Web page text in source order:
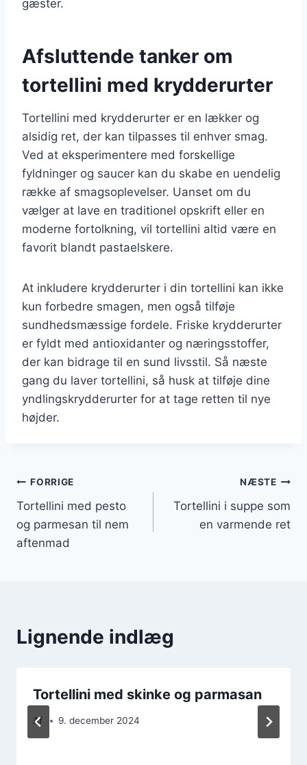
gæster.
Afsluttende tanker om
tortellini med krydderurter
Tortellini med krydderurter er en lækker og
alsidig ret, der kan tilpasses til enhver smag.
Ved at eksperimentere med forskellige
fyldninger og saucer kan du skabe en uendelig
række af smagsoplevelser. Uanset om du
vælger at lave en traditionel opskrift eller en
moderne fortolkning, vil tortellini altid være en
favorit blandt pastaelskere.
At inkludere krydderurter i din tortellini kan ikke
kun forbedre smagen, men også tilføje
sundhedsmæssige fordele. Friske krydderurter
er fyldt med antioxidanter og næringsstoffer,
der kan bidrage til en sund livsstil. Så næste
gang du laver tortellini, så husk at tilføje dine
yndlingskrydderurter for at tage retten til nye
højder.
Indlægsnavigation
FORRIGE
Tortellini med pesto
og parmesan til nem
aftenmad
NÆSTE
Tortellini i suppe som
en varmende ret
Lignende indlæg
Tortellini med skinke og parmasan
Af 9. december 2024